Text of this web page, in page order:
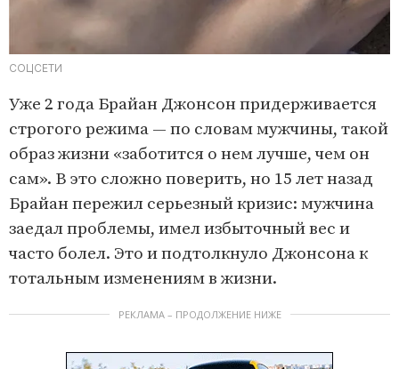
СОЦСЕТИ
Уже 2 года Брайан Джонсон придерживается
строгого режима — по словам мужчины, такой
образ жизни «заботится о нем лучше, чем он
сам». В это сложно поверить, но 15 лет назад
Брайан пережил серьезный кризис: мужчина
заедал проблемы, имел избыточный вес и
часто болел. Это и подтолкнуло Джонсона к
тотальным изменениям в жизни.
РЕКЛАМА – ПРОДОЛЖЕНИЕ НИЖЕ